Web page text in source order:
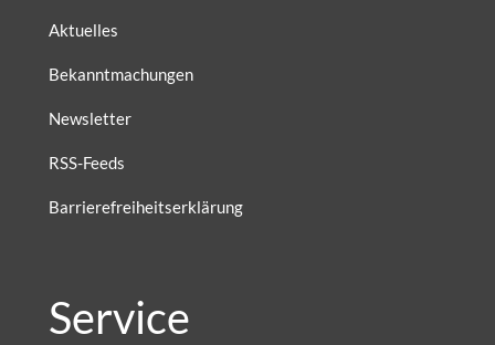
Aktuelles
Bekanntmachungen
Newsletter
RSS-Feeds
Barrierefreiheitserklärung
Service